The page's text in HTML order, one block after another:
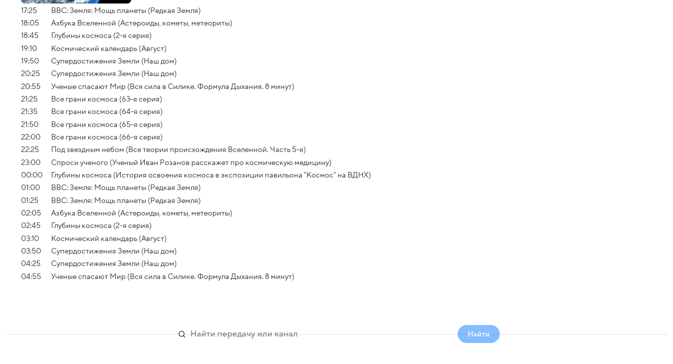
17:25
BBC: Земля: Мощь планеты (Редкая Земля)
18:05
Азбука Вселенной (Астероиды, кометы, метеориты)
18:45
Глубины космоса (2-я серия)
19:10
Космический календарь (Август)
19:50
Супердостижения Земли (Наш дом)
20:25
Супердостижения Земли (Наш дом)
20:55
Ученые спасают Мир (Вся сила в Силике. Формула Дыхания. 8 минут)
21:25
Все грани космоса (63-я серия)
21:35
Все грани космоса (64-я серия)
21:50
Все грани космоса (65-я серия)
22:00
Все грани космоса (66-я серия)
22:25
Под звездным небом (Все теории происхождения Вселенной. Часть 5-я)
23:00
Спроси ученого (Ученый Иван Розанов расскажет про космическую медицину)
00:00
Глубины космоса (История освоения космоса в экспозиции павильона "Космос" на ВДНХ)
01:00
BBC: Земля: Мощь планеты (Редкая Земля)
01:25
BBC: Земля: Мощь планеты (Редкая Земля)
02:05
Азбука Вселенной (Астероиды, кометы, метеориты)
02:45
Глубины космоса (2-я серия)
03:10
Космический календарь (Август)
03:50
Супердостижения Земли (Наш дом)
04:25
Супердостижения Земли (Наш дом)
04:55
Ученые спасают Мир (Вся сила в Силике. Формула Дыхания. 8 минут)
Найти